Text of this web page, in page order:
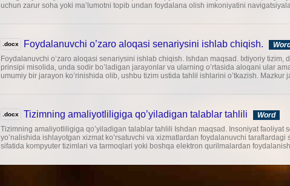
uchun zarur soha yoki ma’lumotni topib undan foydalana olish imkoniyatini
.docx Foydalanuvchi o’zaro aloqasi senariysini ishlab chiqish.
Foydalanuvchi o’zaro aloqasi senariysini ishlab chiqish. Ishdan maqsad. Ixtiyoriy tizim,
prinsipi misolida, unda sodir bo’ladigan jarayonlar va ularning o’rtasida aloqani ular
umumiy bir jarayon ko’rinishida olib, ushbu tizim ustida tahlil ishlarini o’tkazish. Mazkur
.docx Tizimning amaliyotliligiga qo’yiladigan talablar tahlili Word
Tizimning amaliyotliligiga qo’yiladigan talablar tahlili Ishdan maqsad. Insoniyat
yo’nalishida ishlayotgan xizmat ko’rsatuvchi va xizmatlardan foydalanuvchi
sifatida kompyuter tizimlari va tarmoqlari yoki boshqa elektron qurilmalardan